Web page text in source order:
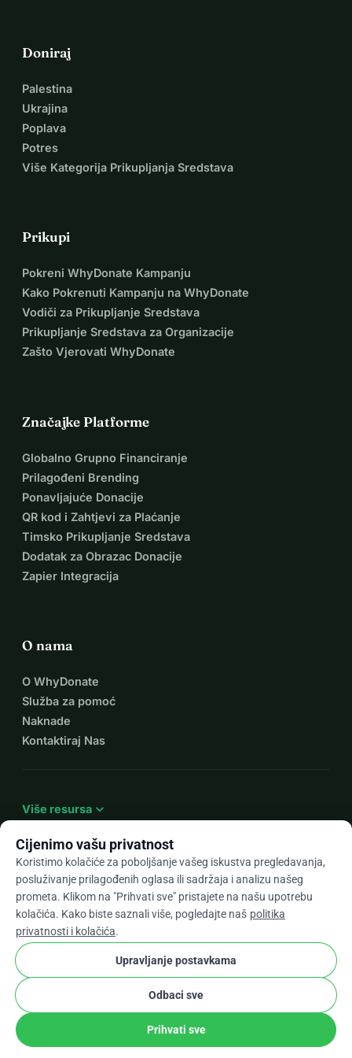
Doniraj
Palestina
Ukrajina
Poplava
Potres
Više Kategorija Prikupljanja Sredstava
Prikupi
Pokreni WhyDonate Kampanju
Kako Pokrenuti Kampanju na WhyDonate
Vodiči za Prikupljanje Sredstava
Prikupljanje Sredstava za Organizacije
Zašto Vjerovati WhyDonate
Značajke Platforme
Globalno Grupno Financiranje
Prilagođeni Brending
Ponavljajuće Donacije
QR kod i Zahtjevi za Plaćanje
Timsko Prikupljanje Sredstava
Dodatak za Obrazac Donacije
Zapier Integracija
O nama
O WhyDonate
Služba za pomoć
Naknade
Kontaktiraj Nas
Više resursa expand_more
Hr arrow_drop_down
★★★★★4,9 / 5 na temelju 500+ recenzija
WhyDonatePrivatnost i kolačići
Uvjeti i odredbe
stripe checkProvjereni Partner
Cijenimo vašu privatnost
Koristimo kolačiće za poboljšanje vašeg iskustva pregledavanja,
posluživanje prilagođenih oglasa ili sadržaja i analizu našeg
prometa. Klikom na "Prihvati sve" pristajete na našu upotrebu
kolačića. Kako biste saznali više, pogledajte naš politika
privatnosti i kolačića.
Upravljanje postavkama
Odbaci sve
Prihvati sve